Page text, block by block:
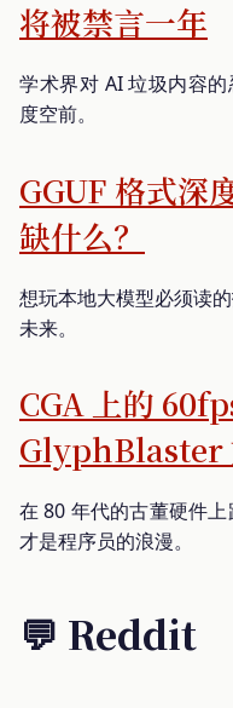
将被禁言一年
学术界对 AI 垃圾内容
度空前。
GGUF 格式深
缺什么？
想玩本地大模型必须读
未来。
CGA 上的
GlyphBlaster
在 80 年代的古董硬件
才是程序员的浪漫。
💬 Reddit